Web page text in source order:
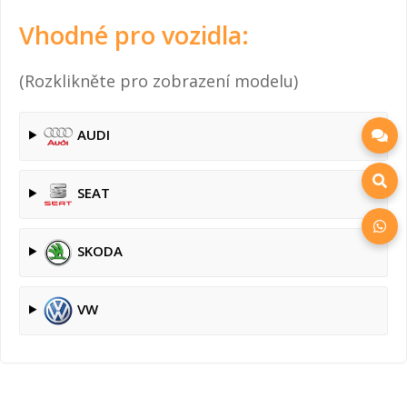
Vhodné pro vozidla:
(Rozklikněte pro zobrazení modelu)
AUDI
SEAT
SKODA
VW